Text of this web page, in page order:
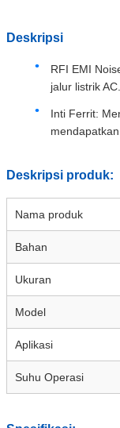
Deskripsi
RFI EMI
jalur listrik AC.
Inti Ferrit:
Deskripsi produk:
Nama produk
Bahan
Ukuran
Model
Aplikasi
Suhu Operasi